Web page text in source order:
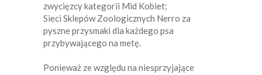
zwycięzcy kategorii Mid Kobiet;
Sieci Sklepów Zoologicznych Nerro za
pyszne przysmaki dla każdego psa
przybywającego na metę.
Ponieważ ze względu na niesprzyjające